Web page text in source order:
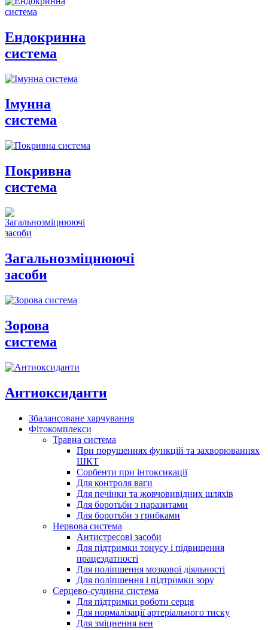
Ендокринна
система
Імунна
система
Покривна
система
Загальнозміцнюючі
засоби
Зорова
система
Антиоксиданти
Збалансоване харчування
Фітокомплекси
Травна система
При порушеннях функцій та захворюваннях
ШКТ
Сорбенти при інтоксикації
Для контроля ваги
Для печінки та жовчовивідних шляхів
Для боротьби з паразитами
Для боротьби з грибками
Нервова система
Антистресові засоби
Для підтримки тонусу і підвищення
працездатності
Для поліпшення мозкової діяльності
Для поліпшення і підтримки зору
Серцево-судинна система
Для підтримки роботи серця
Для нормалізації артеріального тиску
Для зміцнення вен